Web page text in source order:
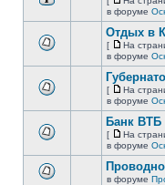
непрочитанных
сообщений.
этой
непрочитанных
сообщений.
На
страницу
в форуме
этой
непрочитанных
сообщений.
Отдых в
[
На
страницу
На
в форуме
этой
непрочитанных
сообщений.
[
На
страницу
На
в форуме
этой
Банк ВТБ
[
На
страницу
На
в форуме
в форуме